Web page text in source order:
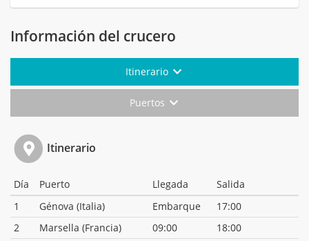
Información del crucero
Itinerario
Puertos
Itinerario
Día Puerto Llegada
Salida
1
Génova (Italia) Embarque
17:00
2
Marsella (Francia) 09:00 18:00